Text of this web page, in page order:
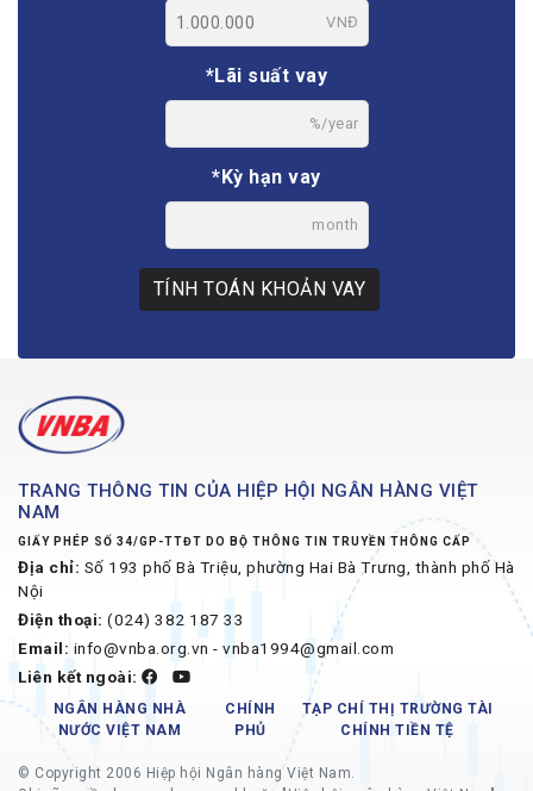
VNĐ
*Lãi suất vay
%/year
*Kỳ hạn vay
month
TÍNH TOÁN KHOẢN VAY
TRANG THÔNG TIN CỦA HIỆP HỘI NGÂN HÀNG VIỆT
NAM
GIẤY PHÉP SỐ 34/GP-TTĐT DO BỘ THÔNG TIN TRUYỀN THÔNG CẤP
Địa chỉ: Số 193 phố Bà Triệu, phường Hai Bà Trưng, thành phố Hà
Nội
Điện thoại: (024) 382 187 33
Email: info@vnba.org.vn - vnba1994@gmail.com
Liên kết ngoài:
NGÂN HÀNG NHÀ
NƯỚC VIỆT NAM
CHÍNH
PHỦ
TẠP CHÍ THỊ TRƯỜNG TÀI
CHÍNH TIỀN TỆ
© Copyright 2006 Hiệp hội Ngân hàng Việt Nam.